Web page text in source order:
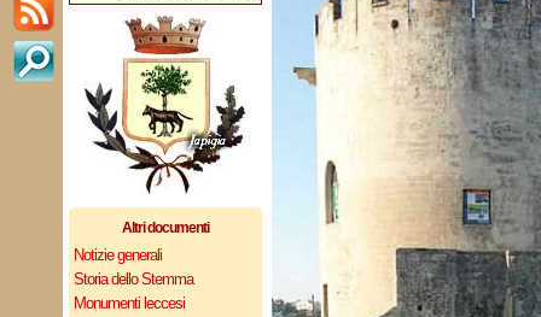
Altri documenti
Notizie generali
Storia dello Stemma
Monumenti leccesi